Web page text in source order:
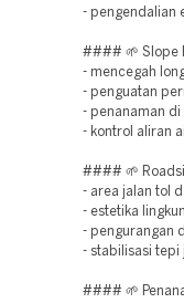
- pengendalian
#### 🌱 Slope
- mencegah
- penguatan
- penanaman
- kontrol aliran
#### 🌱
- area jalan tol
- estetika
- pengurangan
- stabilisasi tepi
#### 🌱